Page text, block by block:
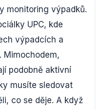
monitoring výpadků.
UPC, kde
výpadcích a
Mimochodem,
podobně aktivní
musíte sledovat
co se děje. A když